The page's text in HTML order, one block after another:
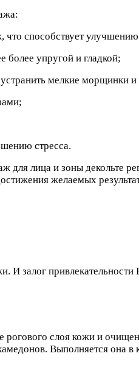
способствует
более упругой и гладкой;
мелкие морщинки и
стресса.
для лица и зоны декольте
желаемых
И залог
рогового слоя кожи и
Выполняется она